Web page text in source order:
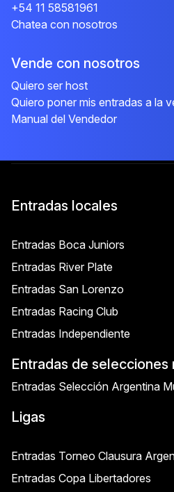
+54 11 58581961
Chatea con nosotros
Vende con nosotros
Quiero ser host
Quiero poner mis entradas a la
Manual del Vendedor
Entradas locales
Entradas Boca Juniors
Entradas River Plate
Entradas San Lorenzo
Entradas Racing Club
Entradas Independiente
Entradas de selecciones
Entradas Selección Argentina
Ligas
Entradas Torneo Clausura
Entradas Copa Libertadores